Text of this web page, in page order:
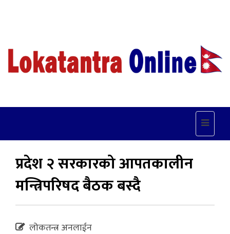
Toggle
प्रदेश २ सरकारको आपतकालीन
मन्त्रिपरिषद बैठक बस्दै
लोकतन्त्र अनलाईन